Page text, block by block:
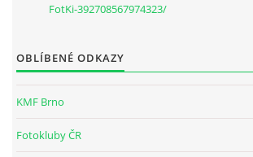
č.ú. 2501857810/2010
Petr Kudláček, předseda
fotki(@)fotoklub-ivancice(.)cz
Tel.: +420_77_67_09_017
FotKi-392708567974323/
OBLÍBENÉ ODKAZY
KMF Brno
Fotokluby ČR